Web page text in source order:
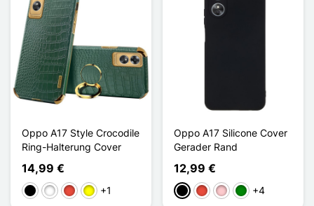
Oppo A17 Style Crocodile
Ring-Halterung Cover
14,99 €
Schwarz
WeißRot Gelb+1
Oppo A17 Silicone Cover
Gerader Rand
12,99 €
Schwarz
Rot PinkGrün+4